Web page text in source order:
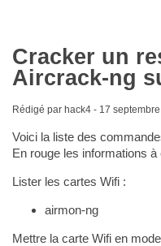
Cracker un
Aircrack-ng
Rédigé par hack4 - 17
Voici la liste des
En rouge les informations à
Lister les cartes Wifi :
airmon-ng
Mettre la carte Wifi en